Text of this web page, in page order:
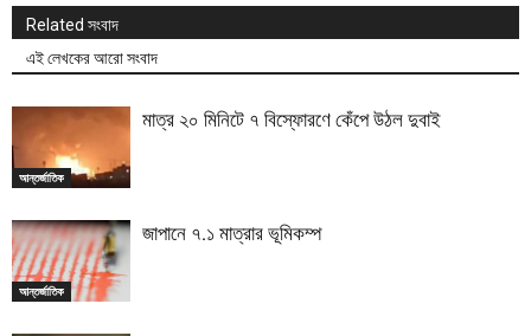
Related সংবাদ
এই লেখকের আরো সংবাদ
আন্তর্জাতিক
মাত্র ২০ মিনিটে ৭ বিস্ফোরণে কেঁপে উঠল দুবাই
আন্তর্জাতিক
জাপানে ৭.১ মাত্রার ভূমিকম্প